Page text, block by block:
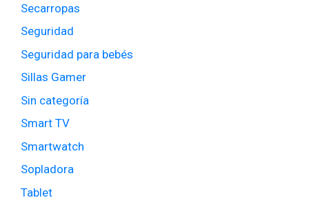
Secarropas
Seguridad
Seguridad para bebés
Sillas Gamer
Sin categoría
Smart TV
Smartwatch
Sopladora
Tablet